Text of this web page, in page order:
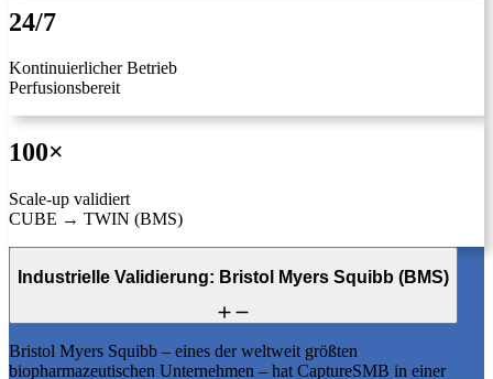
24/7
Kontinuierlicher Betrieb
Perfusionsbereit
100×
Scale-up validiert
CUBE → TWIN (BMS)
Industrielle Validierung: Bristol Myers Squibb (BMS)
Bristol Myers Squibb – eines der weltweit größten
biopharmazeutischen Unternehmen – hat CaptureSMB in einer